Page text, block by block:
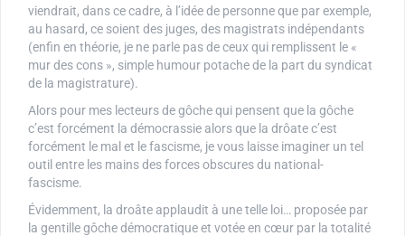
viendrait, dans ce cadre, à l’idée de personne que par exemple,
au hasard, ce soient des juges, des magistrats indépendants
(enfin en théorie, je ne parle pas de ceux qui remplissent le «
mur des cons », simple humour potache de la part du syndicat
de la magistrature).
Alors pour mes lecteurs de gôche qui pensent que la gôche
c’est forcément la démocrassie alors que la drôate c’est
forcément le mal et le fascisme, je vous laisse imaginer un tel
outil entre les mains des forces obscures du national-
fascisme.
Évidemment, la droâte applaudit à une telle loi… proposée par
la gentille gôche démocratique et votée en cœur par la totalité